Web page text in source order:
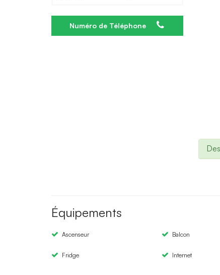
Numéro de Téléphone
Équipements
Ascenseur Balcon
Fridge Internet